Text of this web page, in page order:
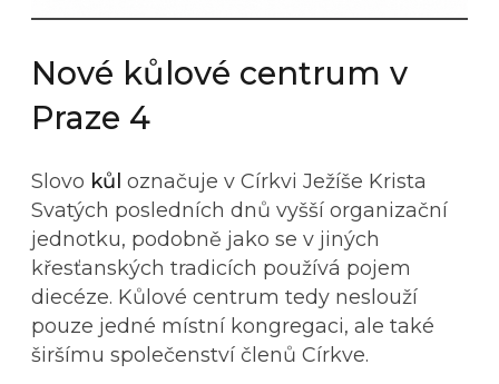
Nové kůlové centrum v
Praze 4
Slovo kůl označuje v Církvi Ježíše Krista
Svatých posledních dnů vyšší organizační
jednotku, podobně jako se v jiných
křesťanských tradicích používá pojem
diecéze. Kůlové centrum tedy neslouží
pouze jedné místní kongregaci, ale také
širšímu společenství členů Církve.